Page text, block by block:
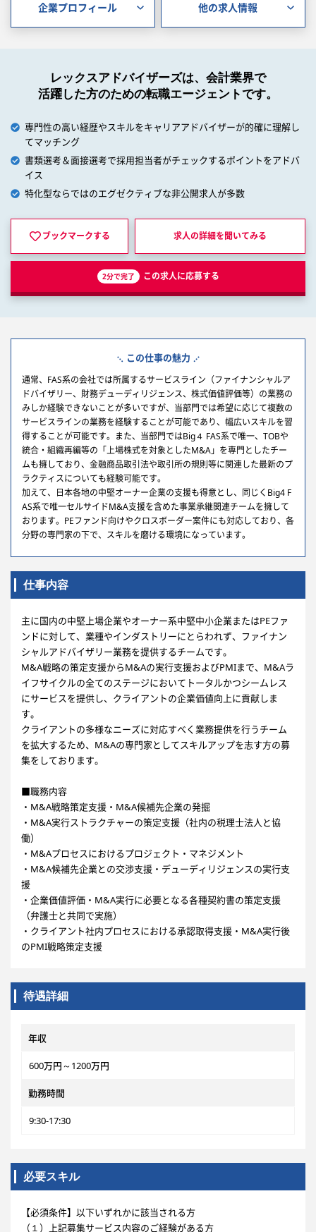
企業プロフィール 他の求人情報
レックスアドバイザーズは、会計業界で
活躍した方のための転職エージェントです。
専門性の高い経歴やスキルをキャリアアドバイザーが的確に理解し
てマッチング
書類選考＆面接選考で採用担当者がチェックするポイントをアドバ
イス
特化型ならではのエグゼクティブな非公開求人が多数
ブックマークする 求人の詳細を聞いてみる
2分で完了 この求人に応募する
この仕事の魅力
通常、FAS系の会社では所属するサービスライン（ファイナンシャルア
ドバイザリー、財務デューディリジェンス、株式価値評価等）の業務の
みしか経験できないことが多いですが、当部門では希望に応じて複数の
サービスラインの業務を経験することが可能であり、幅広いスキルを習
得することが可能です。また、当部門ではBig４ FAS系で唯一、TOBや
統合・組織再編等の「上場株式を対象としたM&A」を専門としたチー
ムも擁しており、金融商品取引法や取引所の規則等に関連した最新のプ
ラクティスについても経験可能です。
加えて、日本各地の中堅オーナー企業の支援も得意とし、同じくBig4 F
AS系で唯一セルサイドM&A支援を含めた事業承継関連チームを擁して
おります。PEファンド向けやクロスボーダー案件にも対応しており、各
分野の専門家の下で、スキルを磨ける環境になっています。
仕事内容
主に国内の中堅上場企業やオーナー系中堅中小企業またはPEファ
ンドに対して、業種やインダストリーにとらわれず、ファイナン
シャルアドバイザリー業務を提供するチームです。
M&A戦略の策定支援からM&Aの実行支援およびPMIまで、M&Aラ
イフサイクルの全てのステージにおいてトータルかつシームレス
にサービスを提供し、クライアントの企業価値向上に貢献しま
す。
クライアントの多様なニーズに対応すべく業務提供を行うチーム
を拡大するため、M&Aの専門家としてスキルアップを志す方の募
集をしております。
■職務内容
・M&A戦略策定支援・M&A候補先企業の発掘
・M&A実行ストラクチャーの策定支援（社内の税理士法人と協
働）
・M&Aプロセスにおけるプロジェクト・マネジメント
・M&A候補先企業との交渉支援・デューディリジェンスの実行支
援
・企業価値評価・M&A実行に必要となる各種契約書の策定支援
（弁護士と共同で実施）
・クライアント社内プロセスにおける承認取得支援・M&A実行後
のPMI戦略策定支援
待遇詳細
年収
600万円～1200万円
勤務時間
9:30-17:30
必要スキル
【必須条件】以下いずれかに該当される方
（１）上記募集サービス内容のご経験がある方